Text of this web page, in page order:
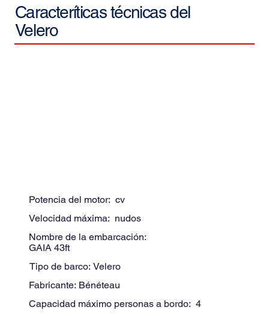
Caracteríticas técnicas del
Velero
Potencia del motor: cv
Velocidad máxima: nudos
Nombre de la embarcación:
GAIA 43ft
Tipo de barco: Velero
Fabricante: Bénéteau
Capacidad máximo personas a bordo:4